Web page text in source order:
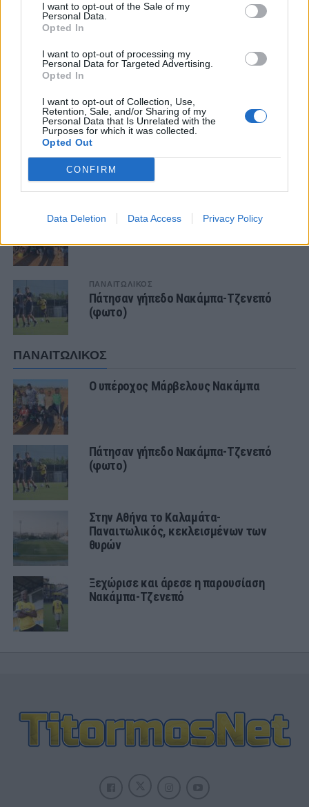
I want to opt-out of the Sale of my
Personal Data.
Opted In
I want to opt-out of processing my
Personal Data for Targeted Advertising.
Opted In
I want to opt-out of Collection, Use,
Retention, Sale, and/or Sharing of my
Personal Data that Is Unrelated with the
Purposes for which it was collected.
Opted Out
CONFIRM
Data Deletion Data Access Privacy Policy
ΤΕΛΕΥΤΑΙΑ ΝΕΑ
ΠΑΝΑΙΤΩΛΙΚΟΣ
Ο υπέροχος Μάρβελους Νακάμπα
ΠΑΝΑΙΤΩΛΙΚΟΣ
Πάτησαν γήπεδο Νακάμπα-Τζενεπό
(φωτο)
ΠΑΝΑΙΤΩΛΙΚΟΣ
Ο υπέροχος Μάρβελους Νακάμπα
Πάτησαν γήπεδο Νακάμπα-Τζενεπό
(φωτο)
Στην Αθήνα το Καλαμάτα-
Παναιτωλικός, κεκλεισμένων των
θυρών
Ξεχώρισε και άρεσε η παρουσίαση
Νακάμπα-Τζενεπό